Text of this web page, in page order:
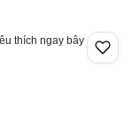
thích ngay bây